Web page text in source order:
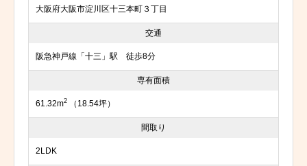
大阪府大阪市淀川区十三本町３丁目
交通
阪急神戸線「十三」駅 徒歩8分
専有面積
61.32m2 （18.54坪）
間取り
2LDK